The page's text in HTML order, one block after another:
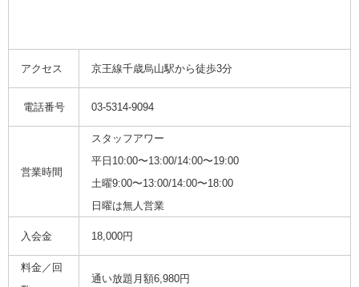
アクセス 京王線千歳烏⼭駅から徒歩3分
電話番号 03-5314-9094
営業時間
スタッフアワー
平日10:00〜13:00/14:00〜19:00
土曜9:00〜13:00/14:00〜18:00
日曜は無人営業
入会金 18,000円
料金／回
通い放題月額6,980円